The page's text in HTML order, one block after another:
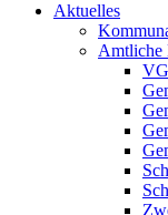
Aktuelles
Amtliche